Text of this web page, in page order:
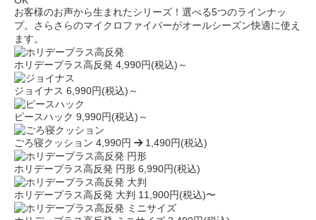
お客様のお声から生まれたシリーズ！選べる5つのラインナッ
プ。さらさらのマイクロファイバーがオールシーズン快適に使え
ます。
ホリデープラス高反発 4,990円(税込)～
ジョイナス 6,990円(税込)～
ピースハック 9,990円(税込)～
ごろ寝クッション 4,990円 1,490円(税込)
ホリデープラス高反発 円形 6,990円(税込)
ホリデープラス高反発 大判 11,900円(税込)〜